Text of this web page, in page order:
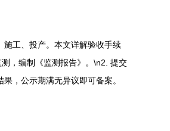
施工、投产。本文详解验收手续
，编制《监测报告》。\n2. 提交
，公示期满无异议即可备案。